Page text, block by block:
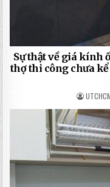
Sự thật về giá kính
thợ thi công chưa